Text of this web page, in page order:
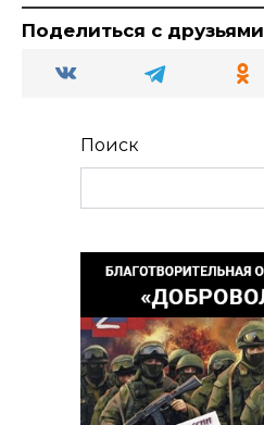
Поделиться с друзьями
Поиск